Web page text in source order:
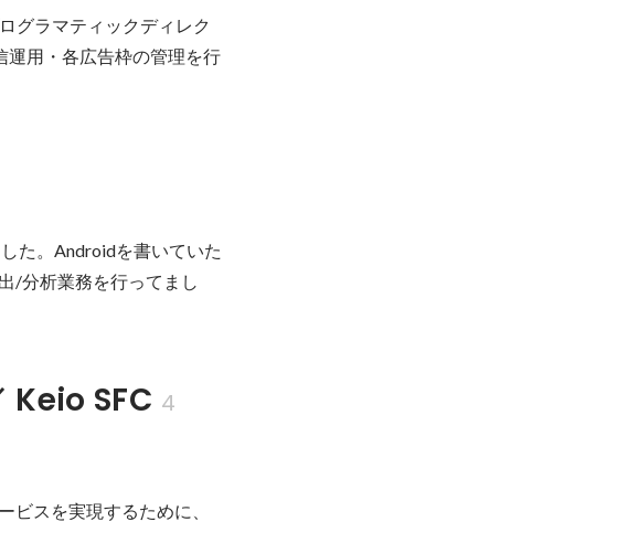
グラマティックディレク
運用・各広告枠の管理を行
た。Androidを書いていた
/分析業務を行ってまし
Keio SFC 4
スを実現するために、